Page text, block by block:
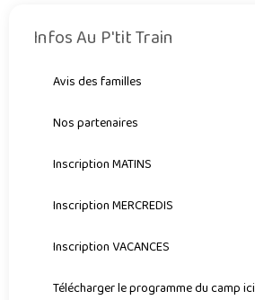
Infos Au P'tit Train
Avis des familles
Nos partenaires
Inscription MATINS
Inscription MERCREDIS
Inscription VACANCES
Télécharger le programme du camp ici